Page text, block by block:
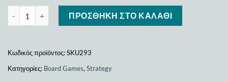
Rome & Roll(ks edition) ποσότηταΠΡΟΣΘΉΚΗ ΣΤΟ ΚΑΛΆΘΙ
Κωδικός προϊόντος:SKU293
Κατηγορίες: Board Games,Strategy